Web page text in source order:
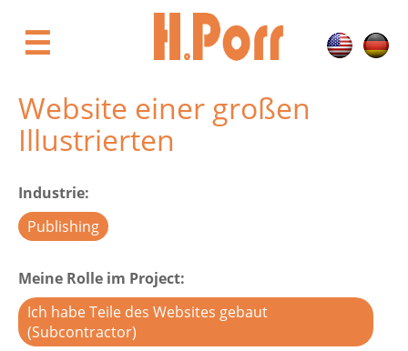
zum
Inhalt☰
Website einer großen
Illustrierten
Industrie
Publishing
Meine Rolle im Project
Ich habe Teile des Websites gebaut
(Subcontractor)